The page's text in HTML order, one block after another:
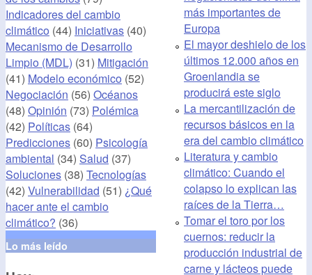
Indicadores del cambio
climático (44) Iniciativas (40)
Mecanismo de Desarrollo
Limpio (MDL) (31) Mitigación
(41) Modelo económico (52)
Negociación (56) Océanos
(48) Opinión (73) Polémica
(42) Políticas (64)
Predicciones (60) Psicología
ambiental (34) Salud (37)
Soluciones (38) Tecnologías
(42) Vulnerabilidad (51) ¿Qué
hacer ante el cambio
climático? (36)
Lo más leído
más importantes de
Europa
El mayor deshielo de los
últimos 12.000 años en
Groenlandia se
producirá este siglo
La mercantilización de
recursos básicos en la
era del cambio climático
Literatura y cambio
climático: Cuando el
colapso lo explican las
raíces de la Tierra…
Tomar el toro por los
cuernos: reducir la
producción industrial de
carne y lácteos puede